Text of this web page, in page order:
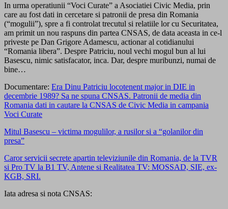
In urma operatiunii “Voci Curate” a Asociatiei Civic Media, prin
care au fost dati in cercetare si patronii de presa din Romania
(“mogulii”), spre a fi controlat trecutul si relatiile lor cu Securitatea,
am primit un nou raspuns din partea CNSAS, de data aceasta in ce-l
priveste pe Dan Grigore Adamescu, actionar al cotidianului
“Romania libera”. Despre Patriciu, noul vechi mogul bun al lui
Basescu, nimic satisfacator, inca. Dar, despre muribunzi, numai de
bine…
Documentare: Era Dinu Patriciu locotenent major in DIE in
decembrie 1989? Sa ne spuna CNSAS. Patronii de media din
Romania dati in cautare la CNSAS de Civic Media in campania
Voci Curate
Mitul Basescu – victima mogulilor, a rusilor si a “golanilor din
presa”
Caror servicii secrete apartin televiziunile din Romania, de la TVR
si Pro TV la B1 TV, Antene si Realitatea TV: MOSSAD, SIE, ex-
KGB, SRI.
Iata adresa si nota CNSAS: